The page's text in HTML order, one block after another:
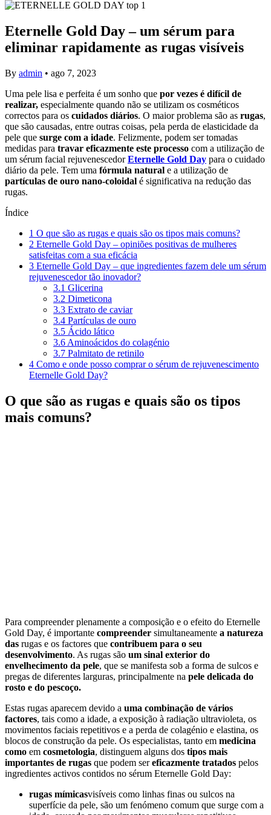
Eternelle Gold Day – um sérum para
eliminar rapidamente as rugas visíveis
By admin • ago 7, 2023
Uma pele lisa e perfeita é um sonho que por vezes é difícil de
realizar, especialmente quando não se utilizam os cosméticos
correctos para os cuidados diários. O maior problema são as rugas,
que são causadas, entre outras coisas, pela perda de elasticidade da
pele que surge com a idade. Felizmente, podem ser tomadas
medidas para travar eficazmente este processo com a utilização de
um sérum facial rejuvenescedorEternelle Gold Day para o cuidado
diário da pele. Tem uma fórmula natural e a utilização de
partículas de ouro nano-coloidal é significativa na redução das
rugas.
Índice
1 O que são as rugas e quais são os tipos mais comuns?
2 Eternelle Gold Day – opiniões positivas de mulheres
satisfeitas com a sua eficácia
3 Eternelle Gold Day – que ingredientes fazem dele um sérum
rejuvenescedor tão inovador?
3.1 Glicerina
3.2 Dimeticona
3.3 Extrato de caviar
3.4 Partículas de ouro
3.5 Ácido lático
3.6 Aminoácidos do colagénio
3.7 Palmitato de retinilo
4 Como e onde posso comprar o sérum de rejuvenescimento
Eternelle Gold Day?
O que são as rugas e quais são os tipos
mais comuns?
Para compreender plenamente a composição e o efeito do Eternelle
Gold Day, é importante compreender simultaneamente a natureza
das rugas e os factores que contribuem para o seu
desenvolvimento. As rugas são um sinal exterior do
envelhecimento da pele, que se manifesta sob a forma de sulcos e
pregas de diferentes larguras, principalmente na pele delicada do
rosto e do pescoço.
Estas rugas aparecem devido a uma combinação de vários
factores, tais como a idade, a exposição à radiação ultravioleta, os
movimentos faciais repetitivos e a perda de colagénio e elastina, os
blocos de construção da pele. Os especialistas, tanto em medicina
como em cosmetologia, distinguem alguns dos tipos mais
importantes de rugas que podem sereficazmente tratados pelos
ingredientes activos contidos no sérum Eternelle Gold Day:
rugas mímicasvisíveis como linhas finas ou sulcos na
superfície da pele, são um fenómeno comum que surge com a